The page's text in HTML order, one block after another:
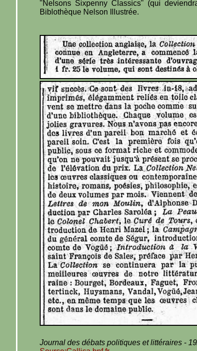
"Nelsons Sixpenny Classics" (qui
Biblothèque Nelson Illustrée.
Journal des débats politiques et littéraires -